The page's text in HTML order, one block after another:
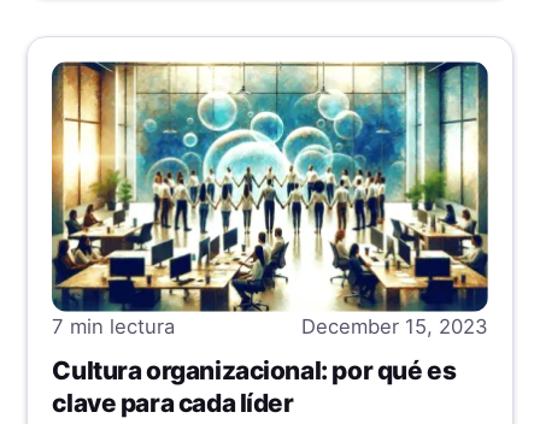
7 min lectura December 15, 2023
Cultura organizacional: por qué es
clave para cada líder